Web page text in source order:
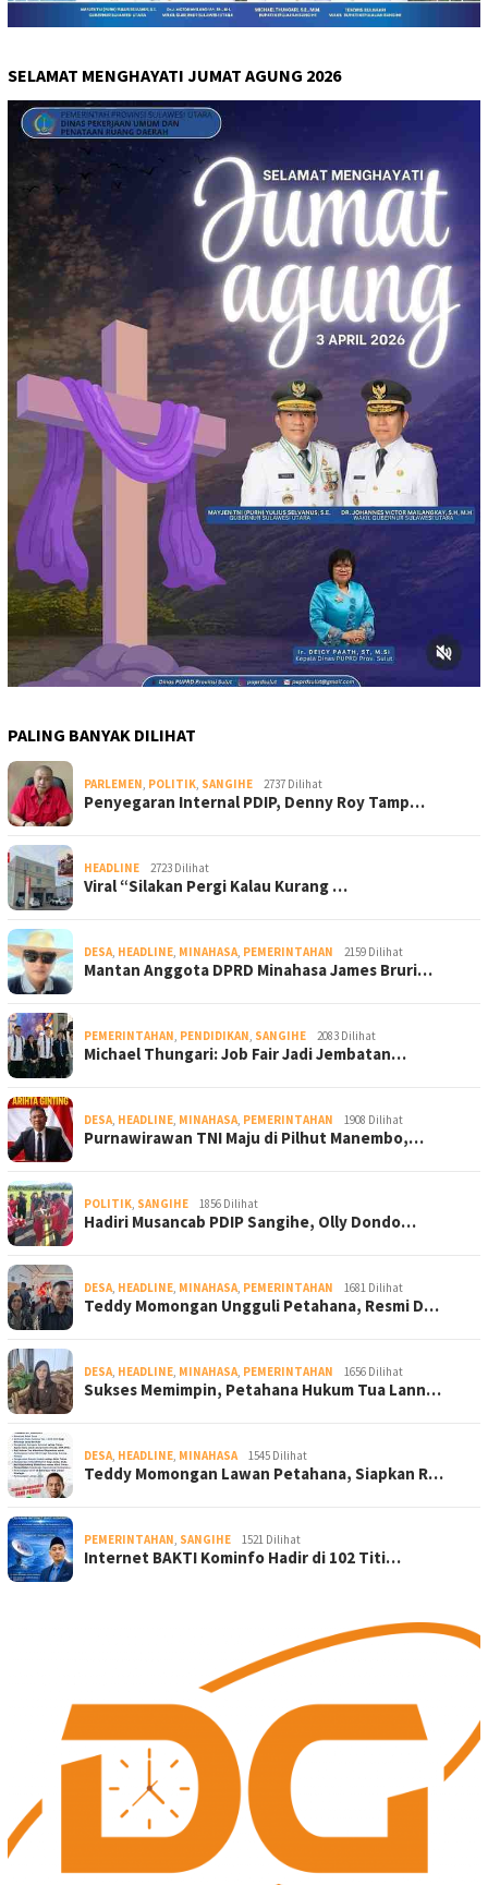
SELAMAT MENGHAYATI JUMAT AGUNG 2026
PALING BANYAK DILIHAT
PARLEMEN, POLITIK, SANGIHE 2737 Dilihat
Penyegaran Internal PDIP, Denny Roy Tamp…
HEADLINE 2723 Dilihat
Viral “Silakan Pergi Kalau Kurang …
DESA, HEADLINE, MINAHASA, PEMERINTAHAN 2159 Dilihat
Mantan Anggota DPRD Minahasa James Bruri…
PEMERINTAHAN, PENDIDIKAN, SANGIHE 2083 Dilihat
Michael Thungari: Job Fair Jadi Jembatan…
DESA, HEADLINE, MINAHASA, PEMERINTAHAN 1908 Dilihat
Purnawirawan TNI Maju di Pilhut Manembo,…
POLITIK, SANGIHE 1856 Dilihat
Hadiri Musancab PDIP Sangihe, Olly Dondo…
DESA, HEADLINE, MINAHASA, PEMERINTAHAN 1681 Dilihat
Teddy Momongan Ungguli Petahana, Resmi D…
DESA, HEADLINE, MINAHASA, PEMERINTAHAN 1656 Dilihat
Sukses Memimpin, Petahana Hukum Tua Lann…
DESA, HEADLINE, MINAHASA 1545 Dilihat
Teddy Momongan Lawan Petahana, Siapkan R…
PEMERINTAHAN, SANGIHE 1521 Dilihat
Internet BAKTI Kominfo Hadir di 102 Titi…